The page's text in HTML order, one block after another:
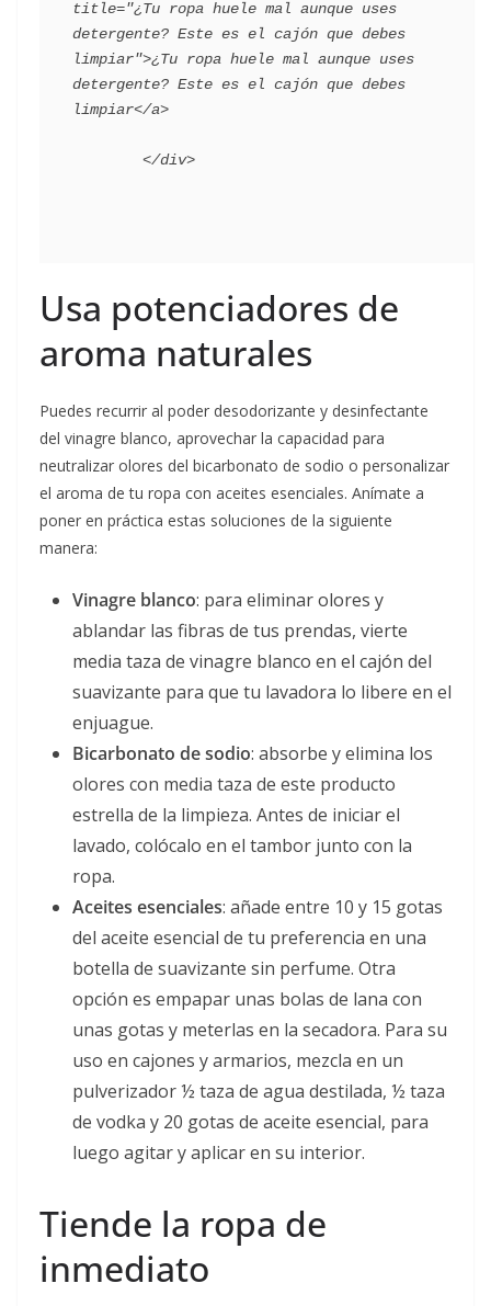
title="¿Tu ropa huele mal aunque uses
detergente? Este es el cajón que debes
limpiar">¿Tu ropa huele mal aunque uses
detergente? Este es el cajón que debes
limpiar</a>
Usa potenciadores de
aroma naturales
Puedes recurrir al poder desodorizante y desinfectante
del vinagre blanco, aprovechar la capacidad para
neutralizar olores del bicarbonato de sodio o personalizar
el aroma de tu ropa con aceites esenciales. Anímate a
poner en práctica estas soluciones de la siguiente
manera:
Vinagre blanco: para eliminar olores y
ablandar las fibras de tus prendas, vierte
media taza de vinagre blanco en el cajón del
suavizante para que tu lavadora lo libere en el
enjuague.
Bicarbonato de sodio: absorbe y elimina los
olores con media taza de este producto
estrella de la limpieza. Antes de iniciar el
lavado, colócalo en el tambor junto con la
ropa.
Aceites esenciales: añade entre 10 y 15 gotas
del aceite esencial de tu preferencia en una
botella de suavizante sin perfume. Otra
opción es empapar unas bolas de lana con
unas gotas y meterlas en la secadora. Para su
uso en cajones y armarios, mezcla en un
pulverizador ½ taza de agua destilada, ½ taza
de vodka y 20 gotas de aceite esencial, para
luego agitar y aplicar en su interior.
Tiende la ropa de
inmediato